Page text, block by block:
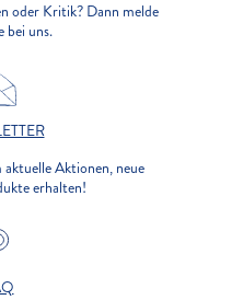
oder Kritik? Dann melde
bei uns.
Aktionen, neue
erhalten!